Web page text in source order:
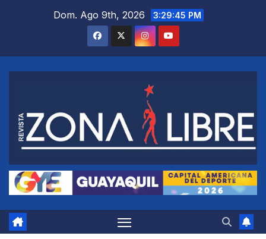
Dom. Ago 9th, 2026 3:29:46 PM